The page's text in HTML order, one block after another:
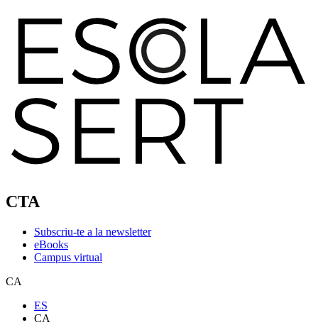
CTA
Subscriu-te a la newsletter
eBooks
Campus virtual
CA
ES
CA